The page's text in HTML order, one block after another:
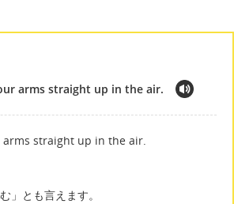
arms straight up in the air.
straight up in the air.
とも言えます。